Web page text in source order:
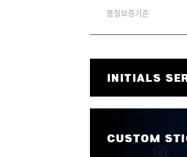
품질보증기준